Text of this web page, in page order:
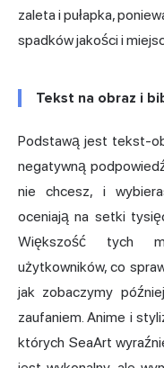
zaleta i pułapka,
spadków jakości i
Tekst na obraz i
Podstawą jest tekst-
negatywną
nie chcesz, i
oceniają na setki
Większość tych
użytkowników, co
jak zobaczymy
zaufaniem. Anime i
których SeaArt